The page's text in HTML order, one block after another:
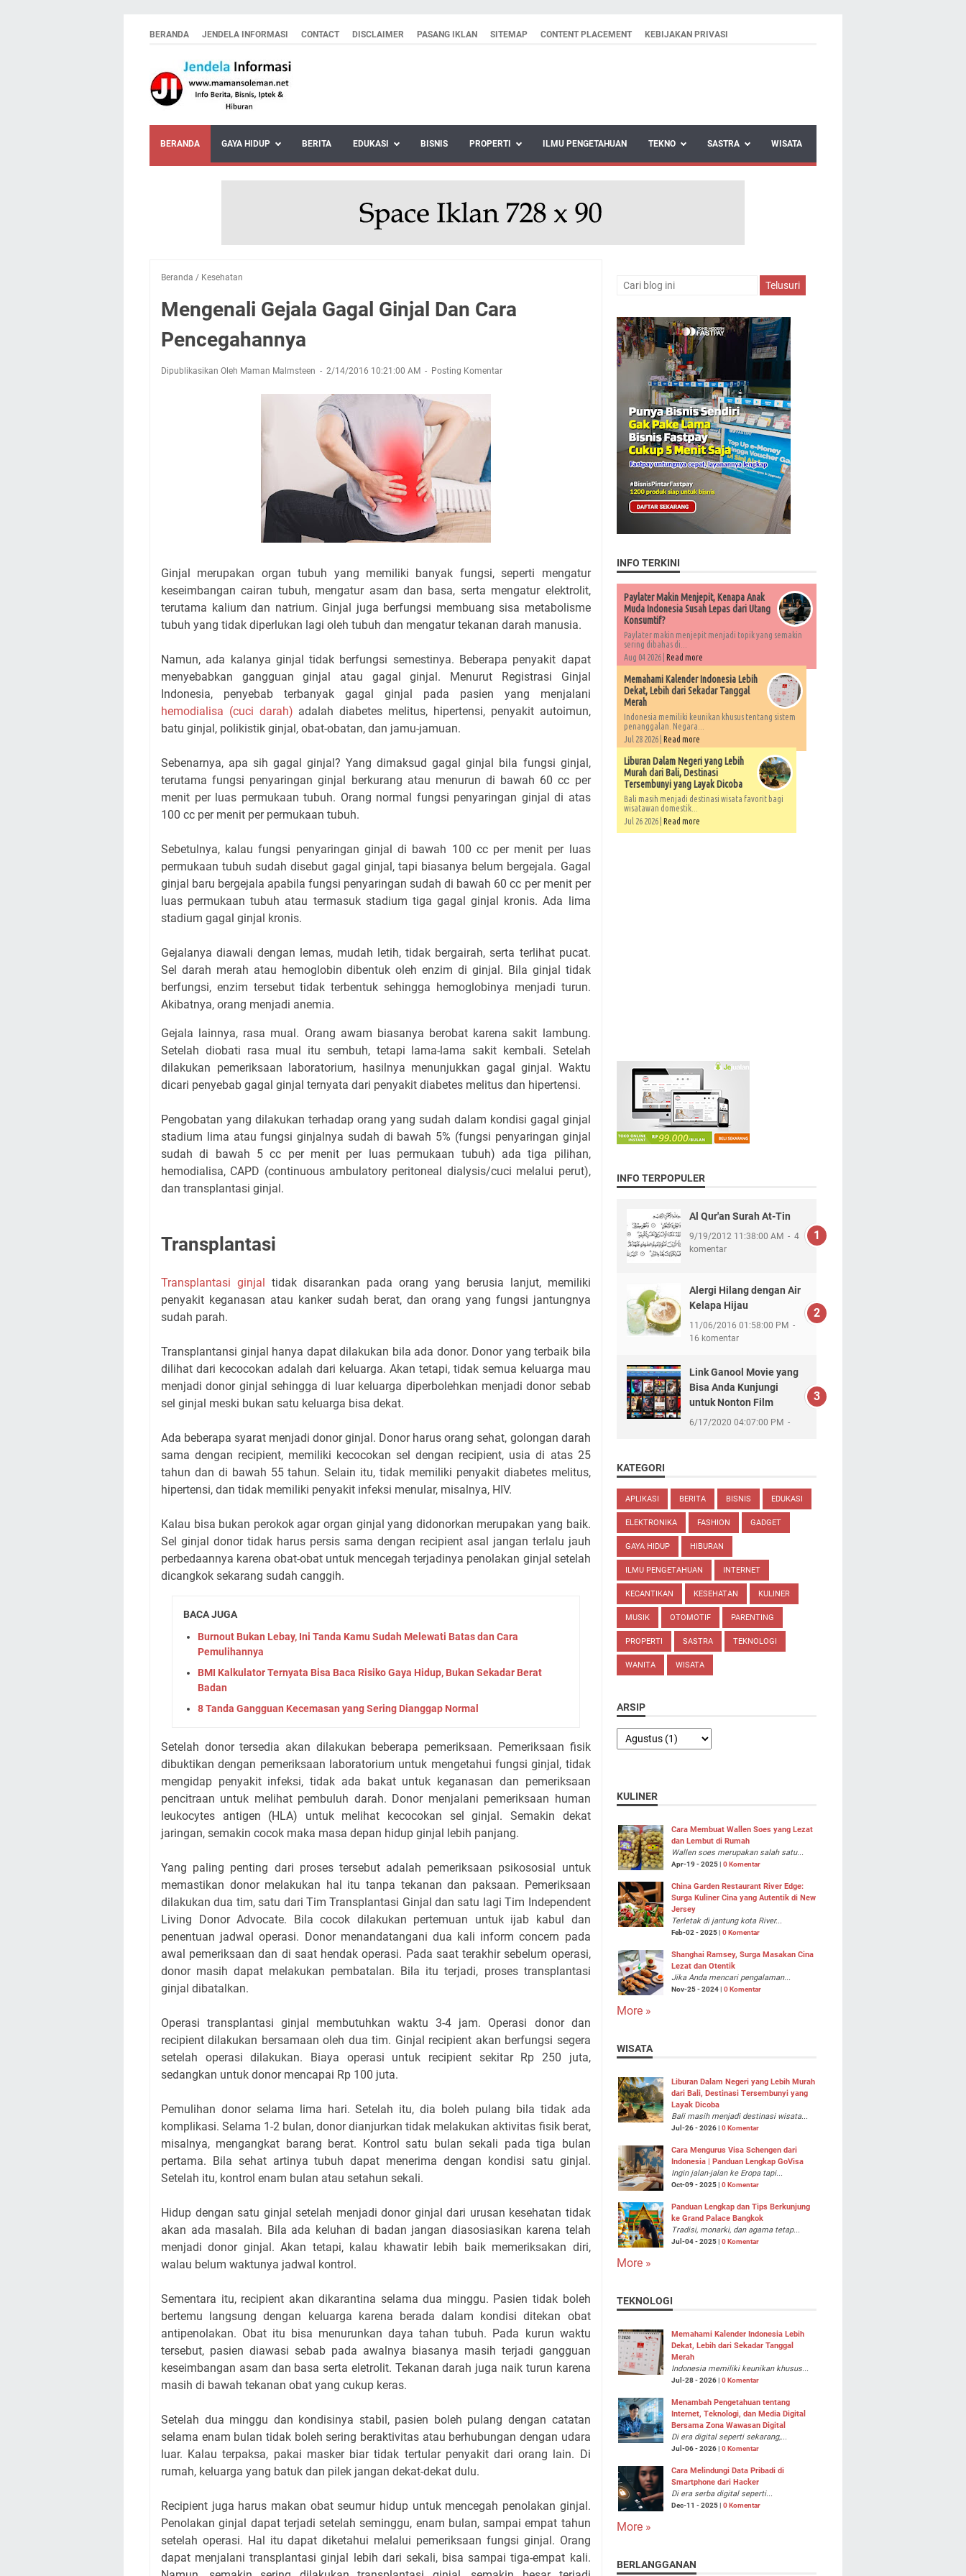
BERANDA JENDELA INFORMASI CONTACT DISCLAIMER PASANG IKLAN SITEMAP CONTENT PLACEMENT KEBIJAKAN PRIVASI
BERANDA GAYA HIDUP BERITA EDUKASI BISNIS PROPERTI ILMU PENGETAHUAN TEKNO SASTRA WISATA
Beranda / Kesehatan
Mengenali Gejala Gagal Ginjal Dan Cara
Pencegahannya
Dipublikasikan Oleh Maman Malmsteen 2/14/2016 10:21:00 AM Posting Komentar
Ginjal merupakan organ tubuh yang memiliki banyak fungsi, seperti mengatur
keseimbangan cairan tubuh, mengatur asam dan basa, serta mengatur elektrolit,
terutama kalium dan natrium. Ginjal juga berfungsi membuang sisa metabolisme
tubuh yang tidak diperlukan lagi oleh tubuh dan mengatur tekanan darah manusia.
Namun, ada kalanya ginjal tidak berfungsi semestinya. Beberapa penyakit dapat
menyebabkan gangguan ginjal atau gagal ginjal. Menurut Registrasi Ginjal
Indonesia, penyebab terbanyak gagal ginjal pada pasien yang menjalani
hemodialisa (cuci darah) adalah diabetes melitus, hipertensi, penyakit autoimun,
batu ginjal, polikistik ginjal, obat-obatan, dan jamu-jamuan.
Sebenarnya, apa sih gagal ginjal? Yang dimaksud gagal ginjal bila fungsi ginjal,
terutama fungsi penyaringan ginjal berkurang atau menurun di bawah 60 cc per
menit per luas permukaan tubuh. Orang normal fungsi penyaringan ginjal di atas
100 cc per menit per permukaan tubuh.
Sebetulnya, kalau fungsi penyaringan ginjal di bawah 100 cc per menit per luas
permukaan tubuh sudah disebut gagal ginjal, tapi biasanya belum bergejala. Gagal
ginjal baru bergejala apabila fungsi penyaringan sudah di bawah 60 cc per menit per
luas permukaan tubuh atau termasuk stadium tiga gagal ginjal kronis. Ada lima
stadium gagal ginjal kronis.
Gejalanya diawali dengan lemas, mudah letih, tidak bergairah, serta terlihat pucat.
Sel darah merah atau hemoglobin dibentuk oleh enzim di ginjal. Bila ginjal tidak
berfungsi, enzim tersebut tidak terbentuk sehingga hemoglobinya menjadi turun.
Akibatnya, orang menjadi anemia.
Gejala lainnya, rasa mual. Orang awam biasanya berobat karena sakit lambung.
Setelah diobati rasa mual itu sembuh, tetapi lama-lama sakit kembali. Setelah
dilakukan pemeriksaan laboratorium, hasilnya menunjukkan gagal ginjal. Waktu
dicari penyebab gagal ginjal ternyata dari penyakit diabetes melitus dan hipertensi.
Pengobatan yang dilakukan terhadap orang yang sudah dalam kondisi gagal ginjal
stadium lima atau fungsi ginjalnya sudah di bawah 5% (fungsi penyaringan ginjal
sudah di bawah 5 cc per menit per luas permukaan tubuh) ada tiga pilihan,
hemodialisa, CAPD (continuous ambulatory peritoneal dialysis/cuci melalui perut),
dan transplantasi ginjal.
Transplantasi
Transplantasi ginjal tidak disarankan pada orang yang berusia lanjut, memiliki
penyakit keganasan atau kanker sudah berat, dan orang yang fungsi jantungnya
sudah parah.
Transplantansi ginjal hanya dapat dilakukan bila ada donor. Donor yang terbaik bila
dilihat dari kecocokan adalah dari keluarga. Akan tetapi, tidak semua keluarga mau
menjadi donor ginjal sehingga di luar keluarga diperbolehkan menjadi donor sebab
sel ginjal meski bukan satu keluarga bisa dekat.
Ada beberapa syarat menjadi donor ginjal. Donor harus orang sehat, golongan darah
sama dengan recipient, memiliki kecocokan sel dengan recipient, usia di atas 25
tahun dan di bawah 55 tahun. Selain itu, tidak memiliki penyakit diabetes melitus,
hipertensi, dan tidak memiliki penyakit infeksi menular, misalnya, HIV.
Kalau bisa bukan perokok agar organ ginjal yang didonorkan merupakan yang baik.
Sel ginjal donor tidak harus persis sama dengan recipient asal jangan terlalu jauh
perbedaannya karena obat-obat untuk mencegah terjadinya penolakan ginjal setelah
dicangkok sekarang sudah canggih.
BACA JUGA
Burnout Bukan Lebay, Ini Tanda Kamu Sudah Melewati Batas dan Cara
Pemulihannya
BMI Kalkulator Ternyata Bisa Baca Risiko Gaya Hidup, Bukan Sekadar Berat
Badan
8 Tanda Gangguan Kecemasan yang Sering Dianggap Normal
Setelah donor tersedia akan dilakukan beberapa pemeriksaan. Pemeriksaan fisik
dibuktikan dengan pemeriksaan laboratorium untuk mengetahui fungsi ginjal, tidak
mengidap penyakit infeksi, tidak ada bakat untuk keganasan dan pemeriksaan
pencitraan untuk melihat pembuluh darah. Donor menjalani pemeriksaan human
leukocytes antigen (HLA) untuk melihat kecocokan sel ginjal. Semakin dekat
jaringan, semakin cocok maka masa depan hidup ginjal lebih panjang.
Yang paling penting dari proses tersebut adalah pemeriksaan psikososial untuk
memastikan donor melakukan hal itu tanpa tekanan dan paksaan. Pemeriksaan
dilakukan dua tim, satu dari Tim Transplantasi Ginjal dan satu lagi Tim Independent
Living Donor Advocate. Bila cocok dilakukan pertemuan untuk ijab kabul dan
penentuan jadwal operasi. Donor menandatangani dua kali inform concern pada
awal pemeriksaan dan di saat hendak operasi. Pada saat terakhir sebelum operasi,
donor masih dapat melakukan pembatalan. Bila itu terjadi, proses transplantasi
ginjal dibatalkan.
Operasi transplantasi ginjal membutuhkan waktu 3-4 jam. Operasi donor dan
recipient dilakukan bersamaan oleh dua tim. Ginjal recipient akan berfungsi segera
setelah operasi dilakukan. Biaya operasi untuk recipient sekitar Rp 250 juta,
sedangkan untuk donor mencapai Rp 100 juta.
Pemulihan donor selama lima hari. Setelah itu, dia boleh pulang bila tidak ada
komplikasi. Selama 1-2 bulan, donor dianjurkan tidak melakukan aktivitas fisik berat,
misalnya, mengangkat barang berat. Kontrol satu bulan sekali pada tiga bulan
pertama. Bila sehat artinya tubuh dapat menerima dengan kondisi satu ginjal.
Setelah itu, kontrol enam bulan atau setahun sekali.
Hidup dengan satu ginjal setelah menjadi donor ginjal dari urusan kesehatan tidak
akan ada masalah. Bila ada keluhan di badan jangan diasosiasikan karena telah
menjadi donor ginjal. Akan tetapi, kalau khawatir lebih baik memeriksakan diri,
walau belum waktunya jadwal kontrol.
Sementara itu, recipient akan dikarantina selama dua minggu. Pasien tidak boleh
bertemu langsung dengan keluarga karena berada dalam kondisi ditekan obat
antipenolakan. Obat itu bisa menurunkan daya tahan tubuh. Pada kurun waktu
tersebut, pasien diawasi sebab pada awalnya biasanya masih terjadi gangguan
keseimbangan asam dan basa serta eletrolit. Tekanan darah juga naik turun karena
masih di bawah tekanan obat yang cukup keras.
Setelah dua minggu dan kondisinya stabil, pasien boleh pulang dengan catatan
selama enam bulan tidak boleh sering beraktivitas atau berhubungan dengan udara
luar. Kalau terpaksa, pakai masker biar tidak tertular penyakit dari orang lain. Di
rumah, keluarga yang batuk dan pilek jangan dekat-dekat dulu.
Recipient juga harus makan obat seumur hidup untuk mencegah penolakan ginjal.
Penolakan ginjal dapat terjadi setelah seminggu, enam bulan, sampai empat tahun
setelah operasi. Hal itu dapat diketahui melalui pemeriksaan fungsi ginjal. Orang
dapat menjalani transplantasi ginjal lebih dari sekali, bisa sampai tiga-empat kali.
INFO TERKINI
Paylater Makin Menjepit, Kenapa Anak
Muda Indonesia Susah Lepas dari Utang
Konsumtif?
Paylater makin menjepit menjadi topik yang semakin
sering dibahas di...
Aug 04 2026 | Read more
Memahami Kalender Indonesia Lebih
Dekat, Lebih dari Sekadar Tanggal
Merah
Indonesia memiliki keunikan khusus tentang sistem
penanggalan. Negara...
Jul 28 2026 | Read more
Liburan Dalam Negeri yang Lebih
Murah dari Bali, Destinasi
Tersembunyi yang Layak Dicoba
Bali masih menjadi destinasi wisata favorit bagi
wisatawan domestik...
Jul 26 2026 | Read more
INFO TERPOPULER
Al Qur'an Surah At-Tin
9/19/2012 11:38:00 AM
4
komentar
Alergi Hilang dengan Air
Kelapa Hijau
11/06/2016 01:58:00 PM
16 komentar
Link Ganool Movie yang
Bisa Anda Kunjungi
untuk Nonton Film
6/17/2020 04:07:00 PM
KATEGORI
APLIKASI BERITA BISNIS EDUKASI
ELEKTRONIKA FASHION GADGET
GAYA HIDUP HIBURAN
ILMU PENGETAHUAN INTERNET
KECANTIKAN KESEHATAN KULINER
MUSIK OTOMOTIF PARENTING
PROPERTI SASTRA TEKNOLOGI
WANITA WISATA
ARSIP
KULINER
Cara Membuat Wallen Soes yang Lezat
dan Lembut di Rumah
Wallen soes merupakan salah satu...
Apr-19 - 2025 | 0 Komentar
China Garden Restaurant River Edge:
Surga Kuliner Cina yang Autentik di New
Jersey
Terletak di jantung kota River...
Feb-02 - 2025 | 0 Komentar
Shanghai Ramsey, Surga Masakan Cina
Lezat dan Otentik
Jika Anda mencari pengalaman...
Nov-25 - 2024 | 0 Komentar
More »
WISATA
Liburan Dalam Negeri yang Lebih Murah
dari Bali, Destinasi Tersembunyi yang
Layak Dicoba
Bali masih menjadi destinasi wisata...
Jul-26 - 2026 | 0 Komentar
Cara Mengurus Visa Schengen dari
Indonesia | Panduan Lengkap GoVisa
Ingin jalan-jalan ke Eropa tapi...
Oct-09 - 2025 | 0 Komentar
Panduan Lengkap dan Tips Berkunjung
ke Grand Palace Bangkok
Tradisi, monarki, dan agama tetap...
Jul-04 - 2025 | 0 Komentar
More »
TEKNOLOGI
Memahami Kalender Indonesia Lebih
Dekat, Lebih dari Sekadar Tanggal
Merah
Indonesia memiliki keunikan khusus...
Jul-28 - 2026 | 0 Komentar
Menambah Pengetahuan tentang
Internet, Teknologi, dan Media Digital
Bersama Zona Wawasan Digital
Di era digital seperti sekarang,...
Jul-06 - 2026 | 0 Komentar
Cara Melindungi Data Pribadi di
Smartphone dari Hacker
Di era serba digital seperti...
Dec-11 - 2025 | 0 Komentar
More »
BERLANGGANAN